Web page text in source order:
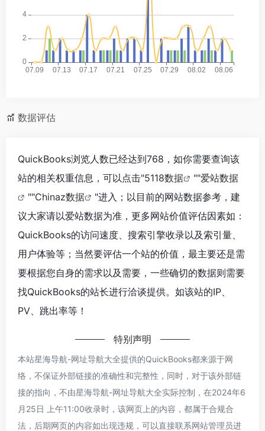
数据评估
QuickBooks浏览人数已经达到768，如你需要查询该
站的相关权重信息，可以点击"5118数据 ""爱站数据
""Chinaz数据
"进入；以目前的网站数据参考，建
议大家请以爱站数据为准，更多网站价值评估因素如：
QuickBooks的访问速度、搜索引擎收录以及索引量、
用户体验等；当然要评估一个站的价值，最主要还是需
要根据您自身的需求以及需要，一些确切的数据则需要
找QuickBooks的站长进行洽谈提供。如该站的IP、
PV、跳出率等！
特别声明
本站星海导航-网址导航大全提供的QuickBooks都来源于网
络，不保证外部链接的准确性和完整性，同时，对于该外部链
接的指向，不由星海导航-网址导航大全实际控制，在2024年6
月25日 上午11:00收录时，该网页上的内容，都属于合规合
法，后期网页的内容如出现违规，可以直接联系网站管理员进